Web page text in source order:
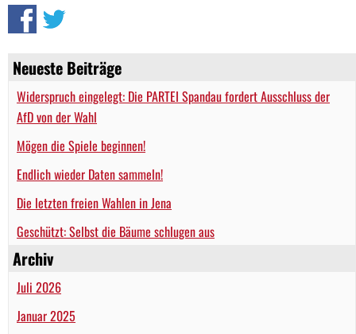
Neueste Beiträge
Widerspruch eingelegt: Die PARTEI Spandau fordert Ausschluss der
AfD von der Wahl
Mögen die Spiele beginnen!
Endlich wieder Daten sammeln!
Die letzten freien Wahlen in Jena
Geschützt: Selbst die Bäume schlugen aus
Archiv
Juli 2026
Januar 2025